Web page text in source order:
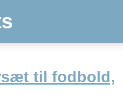
til fodbold,